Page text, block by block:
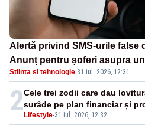
Alertă privind SMS-urile false
Anunț pentru șoferi asupra
online
Stiinta si tehnologie·31 iul. 2026, 12:31
2 Lifestyle-31 iul. 2026, 12:32
Cele trei zodii care dau
surâde pe plan financiar și